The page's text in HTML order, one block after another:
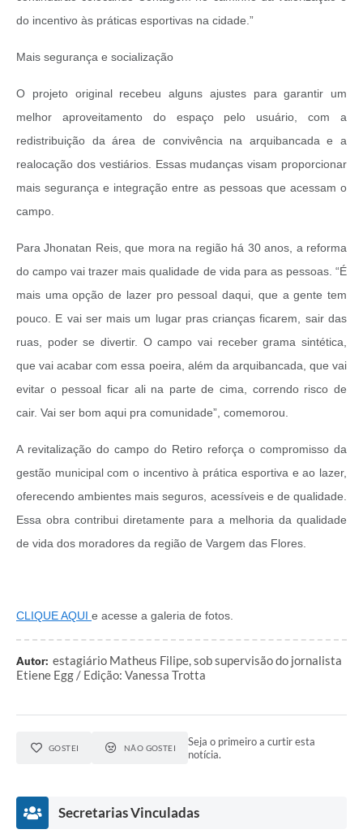
do incentivo às práticas esportivas na cidade.”
Mais segurança e socialização
O projeto original recebeu alguns ajustes para garantir um
melhor aproveitamento do espaço pelo usuário, com a
redistribuição da área de convivência na arquibancada e a
realocação dos vestiários. Essas mudanças visam proporcionar
mais segurança e integração entre as pessoas que acessam o
campo.
Para Jhonatan Reis, que mora na região há 30 anos, a reforma
do campo vai trazer mais qualidade de vida para as pessoas. “É
mais uma opção de lazer pro pessoal daqui, que a gente tem
pouco. E vai ser mais um lugar pras crianças ficarem, sair das
ruas, poder se divertir. O campo vai receber grama sintética,
que vai acabar com essa poeira, além da arquibancada, que vai
evitar o pessoal ficar ali na parte de cima, correndo risco de
cair. Vai ser bom aqui pra comunidade”, comemorou.
A revitalização do campo do Retiro reforça o compromisso da
gestão municipal com o incentivo à prática esportiva e ao lazer,
oferecendo ambientes mais seguros, acessíveis e de qualidade.
Essa obra contribui diretamente para a melhoria da qualidade
de vida dos moradores da região de Vargem das Flores.
CLIQUE AQUI e acesse a galeria de fotos.
Autor: estagiário Matheus Filipe, sob supervisão do jornalista
Etiene Egg / Edição: Vanessa Trotta
GOSTEI NÃO GOSTEI
Seja o primeiro a curtir esta
notícia.
Secretarias Vinculadas